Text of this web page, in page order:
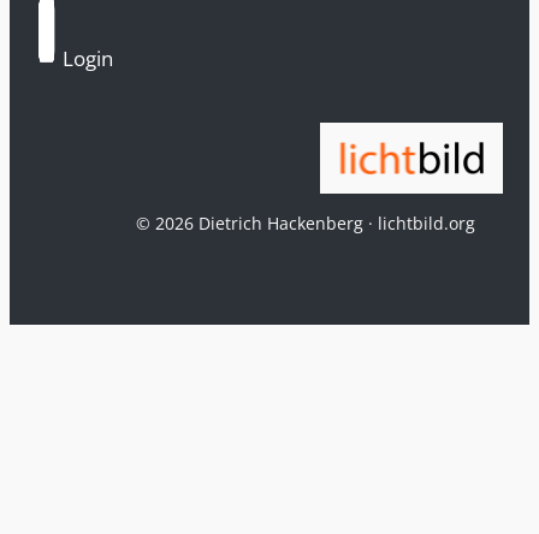
Login
© 2026 Dietrich Hackenberg · lichtbild.org